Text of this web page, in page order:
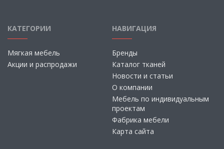
КАТЕГОРИИ
Мягкая мебель
Акции и распродажи
НАВИГАЦИЯ
Бренды
Каталог тканей
Новости и статьи
О компании
Мебель по индивидуальным
проектам
Фабрика мебели
Карта сайта